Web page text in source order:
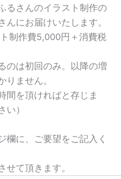
るさんのイラスト制作の
んにお届けいたします。
制作費5,000円＋消費税
のは初回のみ。
以降の増
ません。
間を頂ければと存じま
い）
に、
ご要望をご記入く
て頂きます。